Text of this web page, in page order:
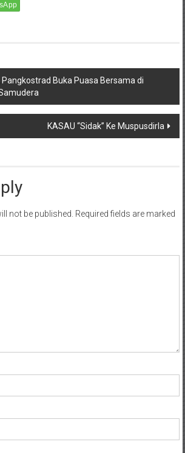
Buka Puasa Bersama di
KASAU “Sidak” Ke Muspusdirla
not be published. Required fields are marked